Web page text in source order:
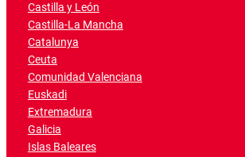
Castilla y León
Castilla-La Mancha
Catalunya
Ceuta
Comunidad Valenciana
Euskadi
Extremadura
Galicia
Islas Baleares